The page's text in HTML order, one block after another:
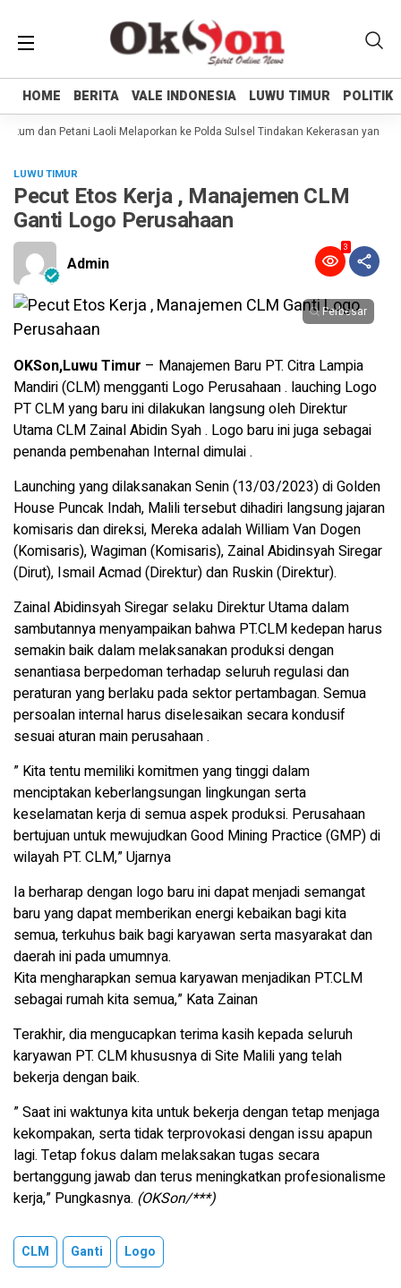
HOME BERITA VALE INDONESIA LUWU TIMUR POLITIK
HOME BERITA VALE INDONESIA LUWU TIMUR POLITIK
dan Petani Laoli Melaporkan ke Polda Sulsel Tindakan Kekerasan yang
LUWU TIMUR
Pecut Etos Kerja , Manajemen CLM
Ganti Logo Perusahaan
Admin
3
Perbesar
OKSon,Luwu Timur – Manajemen Baru PT. Citra Lampia
Mandiri (CLM) mengganti Logo Perusahaan . lauching Logo
PT CLM yang baru ini dilakukan langsung oleh Direktur
Utama CLM Zainal Abidin Syah . Logo baru ini juga sebagai
penanda pembenahan Internal dimulai .
Launching yang dilaksanakan Senin (13/03/2023) di Golden
House Puncak Indah, Malili tersebut dihadiri langsung jajaran
komisaris dan direksi, Mereka adalah William Van Dogen
(Komisaris), Wagiman (Komisaris), Zainal Abidinsyah Siregar
(Dirut), Ismail Acmad (Direktur) dan Ruskin (Direktur).
Zainal Abidinsyah Siregar selaku Direktur Utama dalam
sambutannya menyampaikan bahwa PT.CLM kedepan harus
semakin baik dalam melaksanakan produksi dengan
senantiasa berpedoman terhadap seluruh regulasi dan
peraturan yang berlaku pada sektor pertambagan. Semua
persoalan internal harus diselesaikan secara kondusif
sesuai aturan main perusahaan .
” Kita tentu memiliki komitmen yang tinggi dalam
menciptakan keberlangsungan lingkungan serta
keselamatan kerja di semua aspek produksi. Perusahaan
bertujuan untuk mewujudkan Good Mining Practice (GMP) di
wilayah PT. CLM,” Ujarnya
Ia berharap dengan logo baru ini dapat menjadi semangat
baru yang dapat memberikan energi kebaikan bagi kita
semua, terkuhus baik bagi karyawan serta masyarakat dan
daerah ini pada umumnya.
Kita mengharapkan semua karyawan menjadikan PT.CLM
sebagai rumah kita semua,” Kata Zainan
Terakhir, dia mengucapkan terima kasih kepada seluruh
karyawan PT. CLM khususnya di Site Malili yang telah
bekerja dengan baik.
” Saat ini waktunya kita untuk bekerja dengan tetap menjaga
kekompakan, serta tidak terprovokasi dengan issu apapun
lagi. Tetap fokus dalam melaksakan tugas secara
bertanggung jawab dan terus meningkatkan profesionalisme
kerja,” Pungkasnya. (OKSon/***)
CLM Ganti Logo